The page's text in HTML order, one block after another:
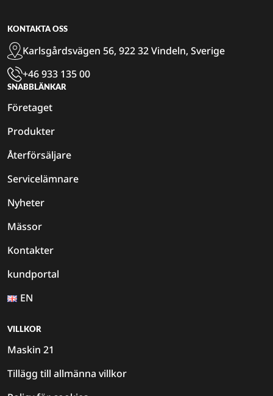
KONTAKTA OSS
Karlsgårdsvägen 56, 922 32 Vindeln, Sverige
+46 933 135 00
SNABBLÄNKAR
Företaget
Produkter
Återförsäljare
Servicelämnare
Nyheter
Mässor
Kontakter
kundportal
EN
VILLKOR
Maskin 21
Tillägg till allmänna villkor